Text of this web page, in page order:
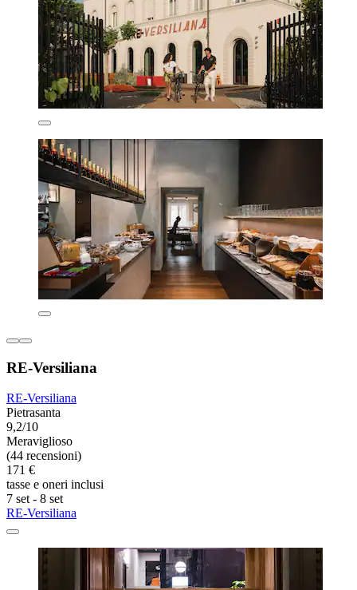
RE-Versiliana
RE-Versiliana
Pietrasanta
9,2/10
Meraviglioso
(44 recensioni)
171 €
tasse e oneri inclusi
7 set - 8 set
RE-Versiliana